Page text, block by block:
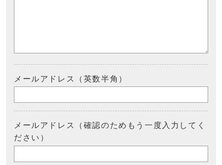
メールアドレス（英数半角）
メールアドレス（確認のためもう一度入力してく
ださい）